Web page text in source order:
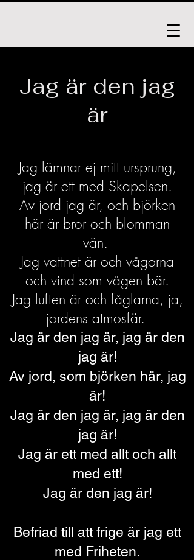
Jag är den jag
är
Jag lämnar ej mitt ursprung,
jag är ett med Skapelsen.
Av jord jag är, och björken
här är bror och blomman
vän.
Jag vattnet är och vågorna
och vind som vågen bär.
Jag luften är och fåglarna, ja,
jordens atmosfär.
Jag är den jag är, jag är den
jag är!
Av jord, som björken här, jag
är!
Jag är den jag är, jag är den
jag är!
Jag är ett med allt och allt
med ett!
Jag är den jag är!
Befriad till att frige är jag ett
med Friheten.